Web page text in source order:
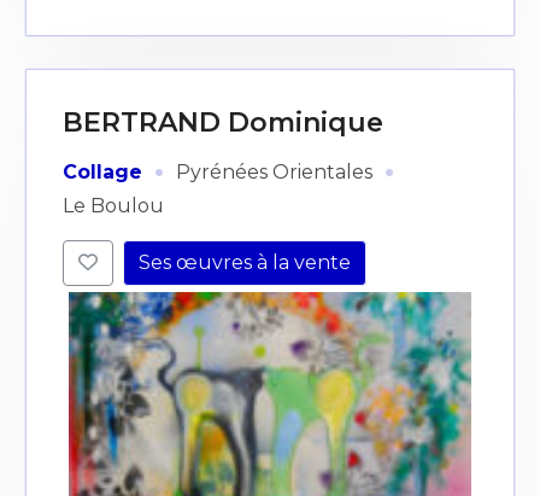
BERTRAND Dominique
Collage · Pyrénées Orientales ·
Le Boulou
Ses œuvres à la vente